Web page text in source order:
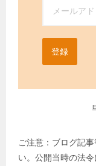
登録
ご注意：ブログ記
い。公開当時の法